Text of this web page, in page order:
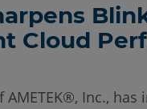
Cloud
AMETEK®, Inc.,